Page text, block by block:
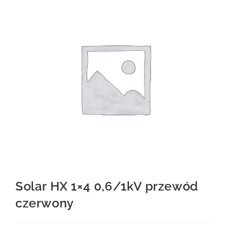
Solar HX 1×4 0,6/1kV przewód
czerwony